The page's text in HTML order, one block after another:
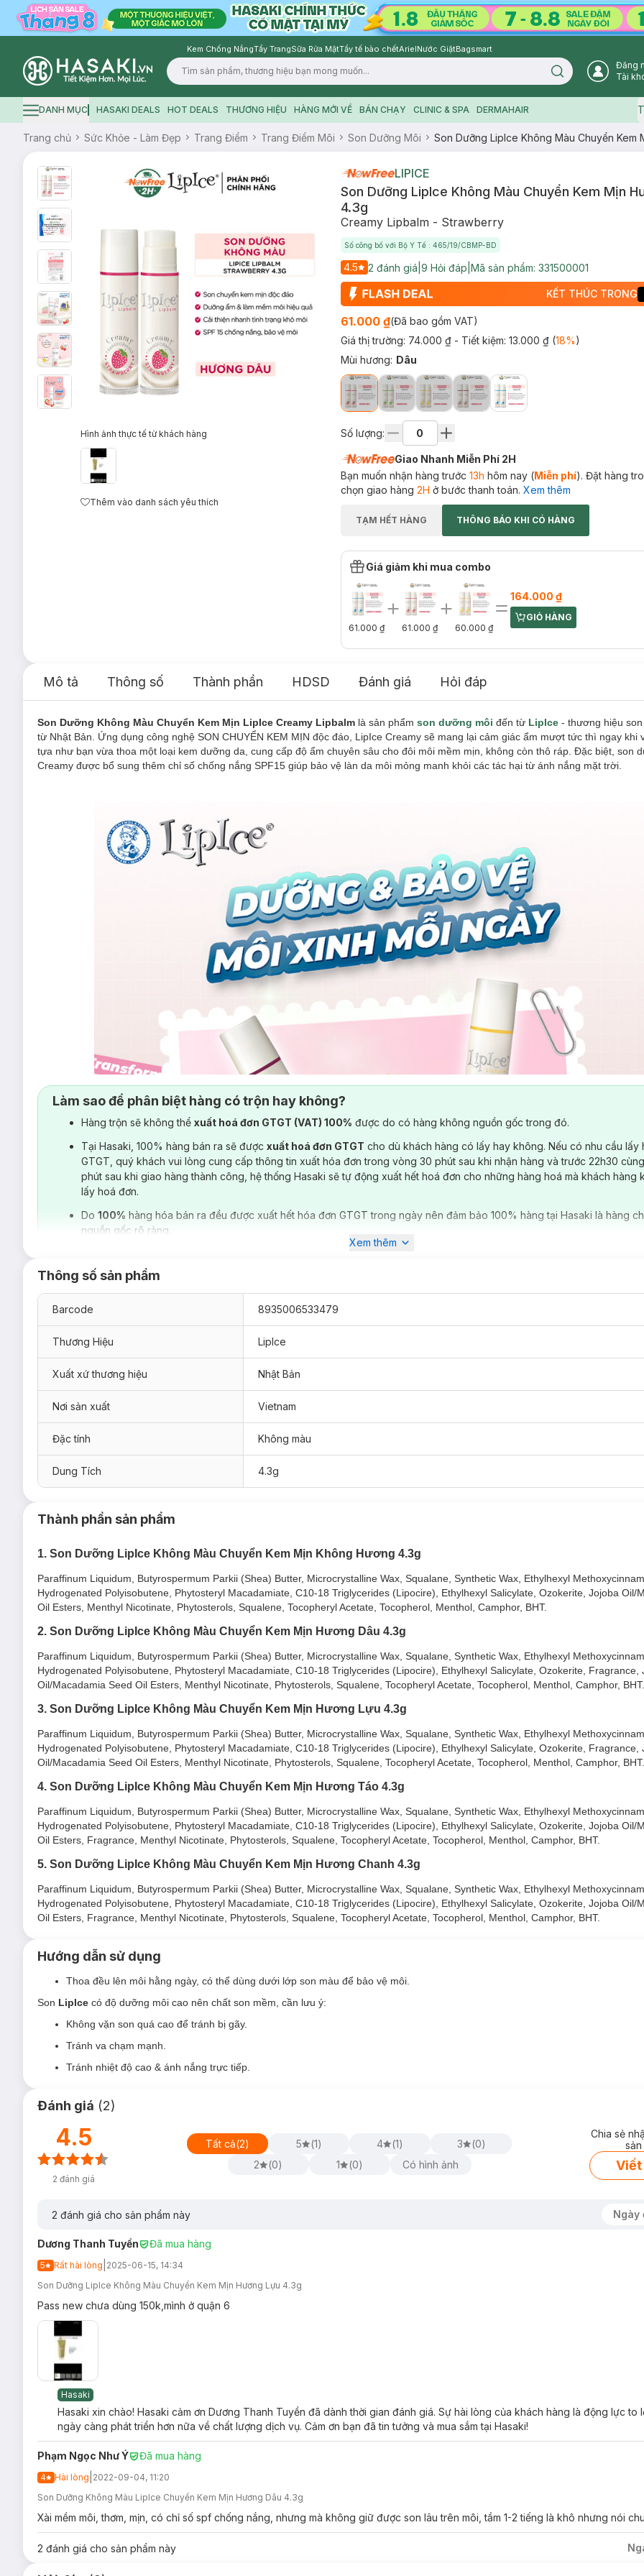
Kem Chống NắngTẩy TrangSữa Rửa MặtTẩy tế bào chếtArielNước GiặtBagsmart
Logo
Search icon
Đăng
Tài
Hamburger icon
DANH MỤC HASAKI DEALS HOT DEALS THƯƠNG HIỆU HÀNG MỚI VỀ BÁN CHẠY CLINIC & SPA DERMAHAIR
Trang chủ Sức Khỏe - Làm Đẹp Trang Điểm Trang Điểm Môi Son Dưỡng Môi Son Dưỡng LipIce Không Màu Chuyển Kem
Hình ảnh thực tế từ khách hàng
Thêm vào danh sách yêu thích
LIPICE
Son Dưỡng LipIce Không Màu Chuyển Kem Mịn
4.3g
Creamy Lipbalm - Strawberry
Số công bố với Bộ Y Tế : 465/19/CBMP-BD
4.5 2 đánh giá 9 Hỏi đáp Mã sản phẩm: 331500001
KẾT THÚC TRONG
61.000 ₫(Đã bao gồm VAT)
Giá thị trường: 74.000 ₫ - Tiết kiệm: 13.000 ₫(18%)
Mùi hương: Dâu
Số lượng:
Giao Nhanh Miễn Phí 2H
Bạn muốn nhận hàng trước 13h hôm nay (Miễn phí). Đặt hàng
chọn giao hàng 2H ở bước thanh toán. Xem thêm
TẠM HẾT HÀNG THÔNG BÁO KHI CÓ HÀNG
Giá giảm khi mua combo
61.000 ₫ 61.000 ₫ 60.000 ₫
164.000 ₫
CART PLUS ICON
GIỎ HÀNG
Mô tả Thông số Thành phần HDSD Đánh giá Hỏi đáp
Son Dưỡng Không Màu Chuyển Kem Mịn LipIce Creamy Lipbalm là sản phẩm son dưỡng môi đến từ LipIce - thương hiệu
từ Nhật Bản. Ứng dụng công nghệ SON CHUYỂN KEM MỊN độc đáo, LipIce Creamy sẽ mang lại cảm giác ẩm mượt tức thì ngay khi
tựa như bạn vừa thoa một loại kem dưỡng da, cung cấp độ ẩm chuyên sâu cho đôi môi mềm mịn, không còn thô ráp. Đặc biệt, son
Creamy được bổ sung thêm chỉ số chống nắng SPF15 giúp bảo vệ làn da môi mỏng manh khỏi các tác hại từ ánh nắng mặt trời.
HiệnSon Dưỡng LipIce Lipbalm Creamy 4.3gđã có mặt tạiHasaki với 5 mùi hương khác nhau cho bạn lựa chọn:
Lemon – Hương Chanh
Apple – Hương Táo
Strawberry – Hương Dâu
Natural – Hương Tự Nhiên
Ưu thế nổi bật của Son Dưỡng LipIce Lipbalm Creamy:
hơn.
HỖN HỢP LIPID
Phức hợp dưỡng chất
MENTHYL NICOTINATEtạo cảm giác vừa nóng vừa lạnh, dùng hằng ngày giúp dưỡng môi hồng hào, căng mọng.
SPF15chống nắng giúp ngăn ngừa các dấu hiệu lão hóa môi.
Làm sao để phân biệt hàng có trộn hay không?
Hàng trộn sẽ không thể xuất hoá đơn GTGT (VAT) 100% được do có hàng không nguồn gốc trong đó.
Tại Hasaki, 100% hàng bán ra sẽ được xuất hoá đơn GTGT cho dù khách hàng có lấy hay không. Nếu có nhu cầu lấy
GTGT, quý khách vui lòng cung cấp thông tin xuất hóa đơn trong vòng 30 phút sau khi nhận hàng và trước 22h30
phút sau khi giao hàng thành công, hệ thống Hasaki sẽ tự động xuất hết hoá đơn cho những hàng hoá mà khách hàng
lấy hoá đơn.
Do 100% hàng hóa bán ra đều được xuất hết hóa đơn GTGT trong ngày nên đảm bảo 100% hàng tại Hasaki là hàng
nguồn gốc rõ ràng.
Xem thêm
Thông số sản phẩm
Barcode 8935006533479
Thương Hiệu LipIce
Xuất xứ thương hiệu Nhật Bản
Nơi sản xuất Vietnam
Đặc tính Không màu
Dung Tích 4.3g
Thành phần sản phẩm
1. Son Dưỡng LipIce Không Màu Chuyển Kem Mịn Không Hương 4.3g
Paraffinum Liquidum, Butyrospermum Parkii (Shea) Butter, Microcrystalline Wax, Squalane, Synthetic Wax, Ethylhexyl
Hydrogenated Polyisobutene, Phytosteryl Macadamiate, C10-18 Triglycerides (Lipocire), Ethylhexyl Salicylate, Ozokerite, Jojoba Oil/
Oil Esters, Menthyl Nicotinate, Phytosterols, Squalene, Tocopheryl Acetate, Tocopherol, Menthol, Camphor, BHT.
2. Son Dưỡng LipIce Không Màu Chuyển Kem Mịn Hương Dâu 4.3g
Paraffinum Liquidum, Butyrospermum Parkii (Shea) Butter, Microcrystalline Wax, Squalane, Synthetic Wax, Ethylhexyl
Hydrogenated Polyisobutene, Phytosteryl Macadamiate, C10-18 Triglycerides (Lipocire), Ethylhexyl Salicylate, Ozokerite, Fragrance,
Oil/Macadamia Seed Oil Esters, Menthyl Nicotinate, Phytosterols, Squalene, Tocopheryl Acetate, Tocopherol, Menthol, Camphor, BHT.
3. Son Dưỡng LipIce Không Màu Chuyển Kem Mịn Hương Lựu 4.3g
Paraffinum Liquidum, Butyrospermum Parkii (Shea) Butter, Microcrystalline Wax, Squalane, Synthetic Wax, Ethylhexyl
Hydrogenated Polyisobutene, Phytosteryl Macadamiate, C10-18 Triglycerides (Lipocire), Ethylhexyl Salicylate, Ozokerite, Fragrance,
Oil/Macadamia Seed Oil Esters, Menthyl Nicotinate, Phytosterols, Squalene, Tocopheryl Acetate, Tocopherol, Menthol, Camphor, BHT.
4. Son Dưỡng LipIce Không Màu Chuyển Kem Mịn Hương Táo 4.3g
Paraffinum Liquidum, Butyrospermum Parkii (Shea) Butter, Microcrystalline Wax, Squalane, Synthetic Wax, Ethylhexyl
Hydrogenated Polyisobutene, Phytosteryl Macadamiate, C10-18 Triglycerides (Lipocire), Ethylhexyl Salicylate, Ozokerite, Jojoba Oil/
Oil Esters, Fragrance, Menthyl Nicotinate, Phytosterols, Squalene, Tocopheryl Acetate, Tocopherol, Menthol, Camphor, BHT.
5. Son Dưỡng LipIce Không Màu Chuyển Kem Mịn Hương Chanh 4.3g
Paraffinum Liquidum, Butyrospermum Parkii (Shea) Butter, Microcrystalline Wax, Squalane, Synthetic Wax, Ethylhexyl
Hydrogenated Polyisobutene, Phytosteryl Macadamiate, C10-18 Triglycerides (Lipocire), Ethylhexyl Salicylate, Ozokerite, Jojoba Oil/
Oil Esters, Fragrance, Menthyl Nicotinate, Phytosterols, Squalene, Tocopheryl Acetate, Tocopherol, Menthol, Camphor, BHT.
Hướng dẫn sử dụng
Thoa đều lên môi hằng ngày, có thể dùng dưới lớp son màu để bảo vệ môi.
Son LipIce có độ dưỡng môi cao nên chất son mềm, cần lưu ý:
Không vặn son quá cao để tránh bị gãy.
Tránh va chạm mạnh.
Tránh nhiệt độ cao & ánh nắng trực tiếp.
Đánh giá (2)
4.5
2 đánh giá
Tất cả(2) 5 (1) 4 (1) 3 (0)
2
(0) 1 (0) Có hình ảnh
Chia sẻ
Viết
2 đánh giá cho sản phẩm này Ngày
Dương Thanh Tuyền Đã mua hàng
5 Rất hài lòng 2025-06-15, 14:34
Son Dưỡng LipIce Không Màu Chuyển Kem Mịn Hương Lựu 4.3g
Pass new chưa dùng 150k,mình ở quận 6
Hasaki
Hasaki xin chào! Hasaki cảm ơn Dương Thanh Tuyền đã dành thời gian đánh giá. Sự hài lòng của khách hàng là động lực to
ngày càng phát triển hơn nữa về chất lượng dịch vụ. Cảm ơn bạn đã tin tưởng và mua sắm tại Hasaki!
Phạm Ngọc Như Ý Đã mua hàng
4 Hài lòng 2022-09-04, 11:20
Son Dưỡng Không Màu LipIce Chuyển Kem Mịn Hương Dâu 4.3g
Xài mềm môi, thơm, mịn, có chỉ số spf chống nắng, nhưng mà không giữ được son lâu trên môi, tầm 1-2 tiếng là khô nhưng nói
2 đánh giá cho sản phẩm này